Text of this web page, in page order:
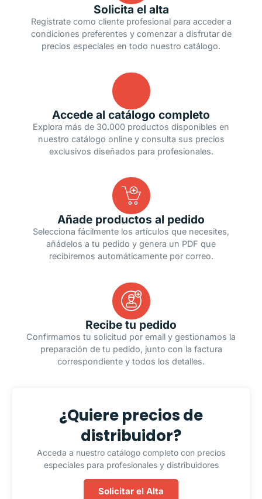
Solicita el alta
Regístrate como cliente profesional para acceder a
condiciones preferentes y comenzar a disfrutar de
precios especiales en todo nuestro catálogo.
Accede al catálogo completo
Explora más de 30.000 productos disponibles en
nuestro catálogo online y consulta sus precios
exclusivos diseñados para profesionales.
Añade productos al pedido
Selecciona fácilmente los artículos que necesites,
añádelos a tu pedido y genera un PDF que
recibiremos automáticamente por correo.
Recibe tu pedido
Confirmamos tu solicitud por email y gestionamos la
preparación de tu pedido, junto con la factura
correspondiente y todos los detalles.
¿Quiere precios de
distribuidor?
Acceda a nuestro catálogo completo con precios
especiales para profesionales y distribuidores
Solicitar el Alta